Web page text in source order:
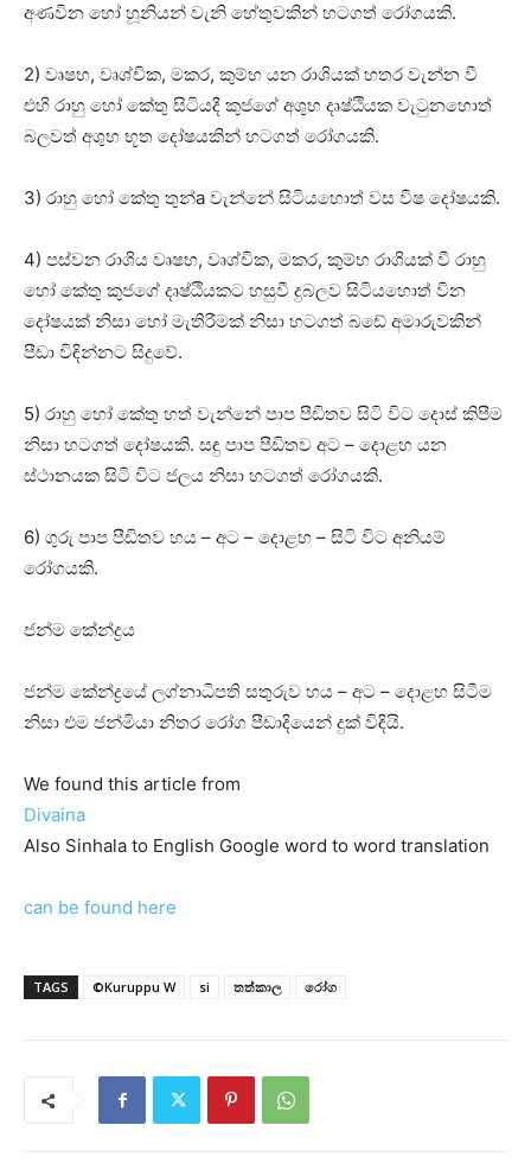
අණවින හෝ හූනියන් වැනි හේතුවකින් හටගත් රෝගයකි.
2) වෘෂභ, වෘශ්චික, මකර, කුම්භ යන රාශියක්‌ හතර වැන්න වී
එහි රාහු හෝ කේතු සිටියදී කුජගේ අශුභ දෘෂ්ඨියක වැටුනහොත්
බලවත් අශුභ භූත දෝෂයකින් හටගත් රෝගයකි.
3) රාහු හෝ කේතු තුන්a වැන්නේ සිටියහොත් වස විෂ දෝෂයකි.
4) පස්‌වන රාශිය වෘෂභ, වෘශ්චික, මකර, කුම්භ රාශියක්‌ වී රාහු
හෝ කේතු කුජගේ දෘෂ්ඨියකට හසුවී දුබලව සිටියහොත් වින
දෝෂයක්‌ නිසා හෝ මැතිරීමක්‌ නිසා හටගත් බඩේ අමාරුවකින්
පීඩා විඳින්නට සිදුවේ.
5) රාහු හෝ කේතු හත් වැන්නේ පාප පීඩිතව සිටි විට දොස්‌ කිපීම
නිසා හටගත් දෝෂයකි. සඳු පාප පීඩිතව අට – දොළහ යන
ස්‌ථානයක සිටි විට ජලය නිසා හටගත් රෝගයකි.
6) ගුරු පාප පීඩිතව හය – අට – දොළහ – සිටි විට අනියම්
රෝගයකි.
ජන්ම කේන්ද්‍රය
ජන්ම කේන්ද්‍රයේ ලග්නාධිපති සතුරුව හය – අට – දොළහ සිටීම
නිසා එම ජන්මියා නිතර රෝග පීඩාදියෙන් දුක්‌ විඳියි.
We found this article from
Divaina
Also Sinhala to English Google word to word translation
can be found here
TAGS ©Kuruppu W si තත්කාල රෝග